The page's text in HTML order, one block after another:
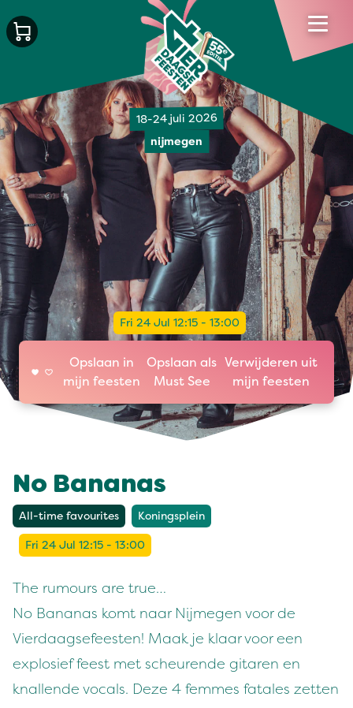
18-24 juli 2026
nijmegen
Fri 24 Jul 12:15 - 13:00
Opslaan in
mijn feesten
Opslaan als
Must See
Verwijderen uit
mijn feesten
No Bananas
All-time favourites Koningsplein
Fri 24 Jul 12:15 - 13:00
The rumours are true…
No Bananas komt naar Nijmegen voor de
Vierdaagsefeesten! Maak je klaar voor een
explosief feest met scheurende gitaren en
knallende vocals. Deze 4 femmes fatales zetten